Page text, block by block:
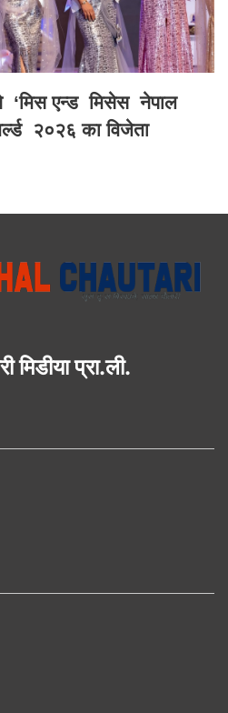
‘मिस एन्ड मिसेस नेपाल
२०२६ का विजेता
मिडीया प्रा.ली.